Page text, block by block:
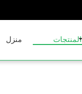
منزل المنتجات